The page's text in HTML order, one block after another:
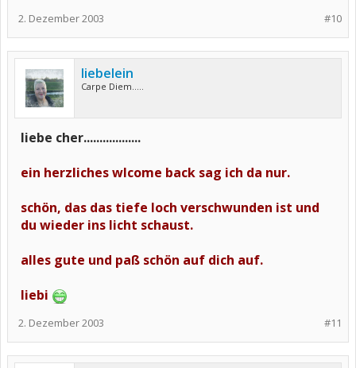
#10
2. Dezember 2003
liebelein
Carpe Diem.....
liebe cher..................
ein herzliches wlcome back sag ich da nur.
schön, das das tiefe loch verschwunden ist und
du wieder ins licht schaust.
alles gute und paß schön auf dich auf.
liebi
#11
2. Dezember 2003